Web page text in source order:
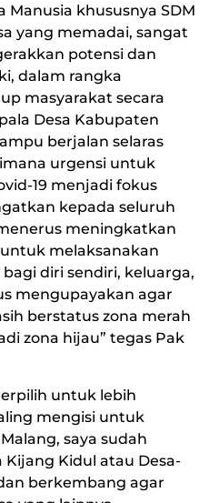
khususnya SDM
yang memadai, sangat
potensi dan
dalam rangka
masyarakat secara
Desa Kabupaten
berjalan selaras
urgensi untuk
19 menjadi fokus
kepada seluruh
meningkatkan
melaksanakan
diri sendiri, keluarga,
mengupayakan agar
berstatus zona merah
zona hijau” tegas Pak
untuk lebih
mengisi untuk
saya sudah
Kidul atau Desa-
berkembang agar